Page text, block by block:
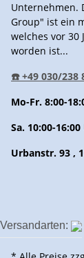
Unternehmen.
Group" ist ein
welches vor
worden ist...
☎️ +49 030/238
Mo-Fr. 8:00-
Sa. 10:00-
Urbanstr. 93 ,
Versandarten: